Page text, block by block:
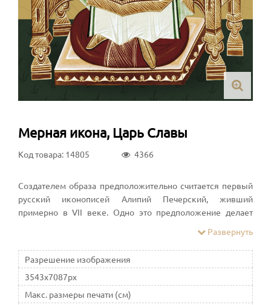
Мерная икона, Царь Славы
Код товара: 14805 4366
Создателем образа предположительно считается первый
русский иконописей Алипий Печерский, живший
примерно в VII веке. Одно это предположение делает
домыслы, что эта работа хранится в Успенском соборе
Московского Кремля под названием «Предста Царица», но
этого никто пока доказать не смог. Считается, что икона,
находящаяся в соборе, сочетает в себе два прообраза:
иконы Царь Славы и Великий Архиерей
Развернуть
Разрешение изображения
3543x7087px
Макс. размеры печати (см)